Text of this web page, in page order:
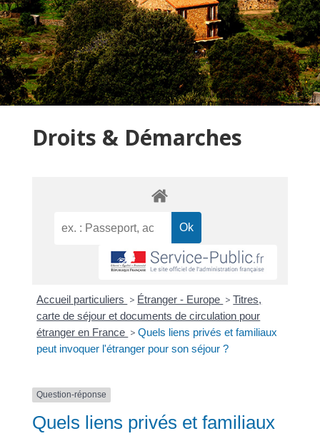
Droits & Démarches
Accueil particuliers > Étranger - Europe > Titres,
carte de séjour et documents de circulation pour
étranger en France > Quels liens privés et familiaux
peut invoquer l'étranger pour son séjour ?
Question-réponse
Quels liens privés et familiaux